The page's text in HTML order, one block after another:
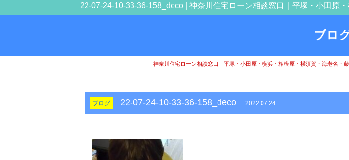
22-07-24-10-33-36-158_deco | 神奈川住宅ローン相談窓口｜平塚・小田原
ブロ
神奈川住宅ローン相談窓口｜平塚・小田原・横浜・相模原・横須賀・海老名・
ブログ 22-07-24-10-33-36-158_deco 2022.07.24